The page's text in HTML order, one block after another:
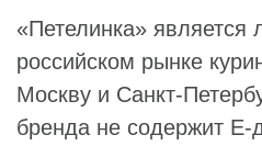
«Петелинка»
российском рынке
Москву и Санкт-
бренда не содержит Е-